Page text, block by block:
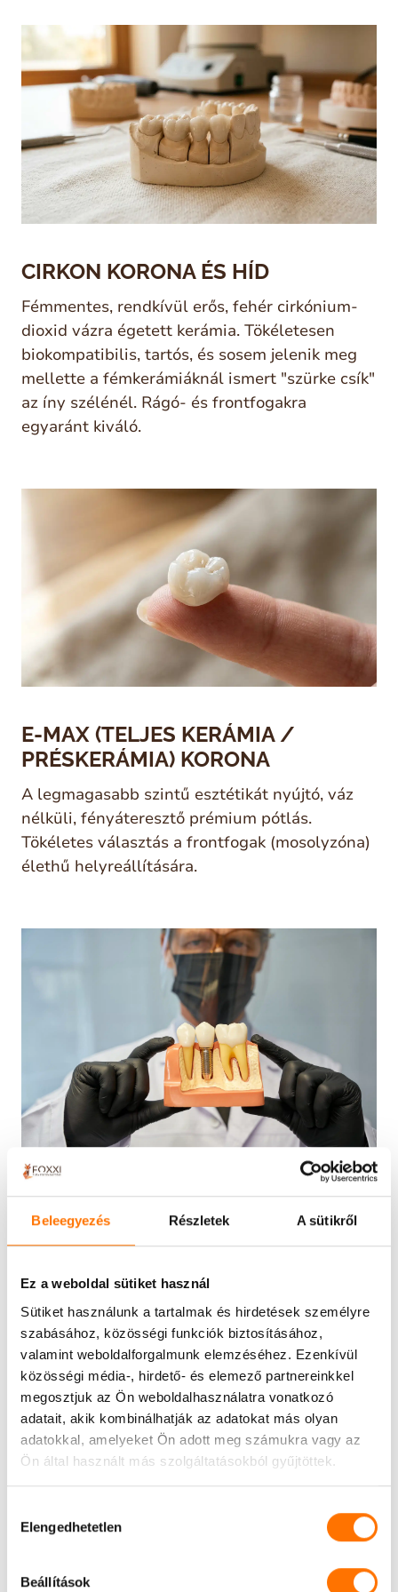
Beleegyezés Részletek A sütikről
Ez a weboldal sütiket használ
Sütiket használunk a tartalmak és hirdetések személyre
szabásához, közösségi funkciók biztosításához,
valamint weboldalforgalmunk elemzéséhez. Ezenkívül
közösségi média-, hirdető- és elemező partnereinkkel
megosztjuk az Ön weboldalhasználatra vonatkozó
adatait, akik kombinálhatják az adatokat más olyan
adatokkal, amelyeket Ön adott meg számukra vagy az
Ön által használt más szolgáltatásokból gyűjtöttek.
kiválasztása
Elengedhetetlen
Beállítások
CIRKON KORONA ÉS HÍD
Fémmentes, rendkívül erős, fehér cirkónium-
dioxid vázra égetett kerámia. Tökéletesen
biokompatibilis, tartós, és sosem jelenik meg
mellette a fémkerámiáknál ismert "szürke csík"
az íny szélénél. Rágó- és frontfogakra
egyaránt kiváló.
E-MAX (TELJES KERÁMIA /
PRÉSKERÁMIA) KORONA
A legmagasabb szintű esztétikát nyújtó, váz
nélküli, fényáteresztő prémium pótlás.
Tökéletes választás a frontfogak (mosolyzóna)
élethű helyreállítására.
IMPLANTÁCIÓS KORONA
A már beültetett és csontosodott —
csavarozással vagy ragasztással rögzített
felépítmény. Ez a legmodernebb megoldás a
hiányzó fog pótlására.
GYAKORI KÉRDÉSEK —
FOGPÓTLÁSOK ÉS
IMPLANTÁCIÓ